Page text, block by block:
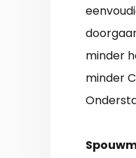
minder
minder